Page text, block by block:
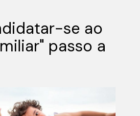
se ao
passo a